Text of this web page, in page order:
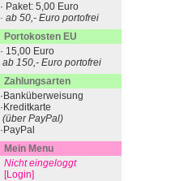
· Paket: 5,00 Euro
· ab 50,- Euro portofrei
Portokosten EU
· 15,00 Euro
ab 150,- Euro portofrei
Zahlungsarten
·Banküberweisung
·Kreditkarte
(über PayPal)
·PayPal
Mein Menu
Nicht eingeloggt
[Login]